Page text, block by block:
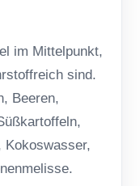
im Mittelpunkt,
sind.
Beeren,
Kokoswasser,